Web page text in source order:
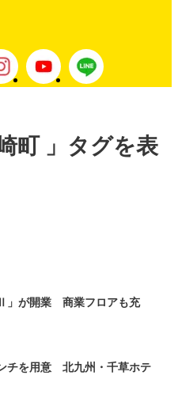
町 」タグを表
Ⅱ」が開業 商業フロアも充
チを用意 北九州・千草ホテ